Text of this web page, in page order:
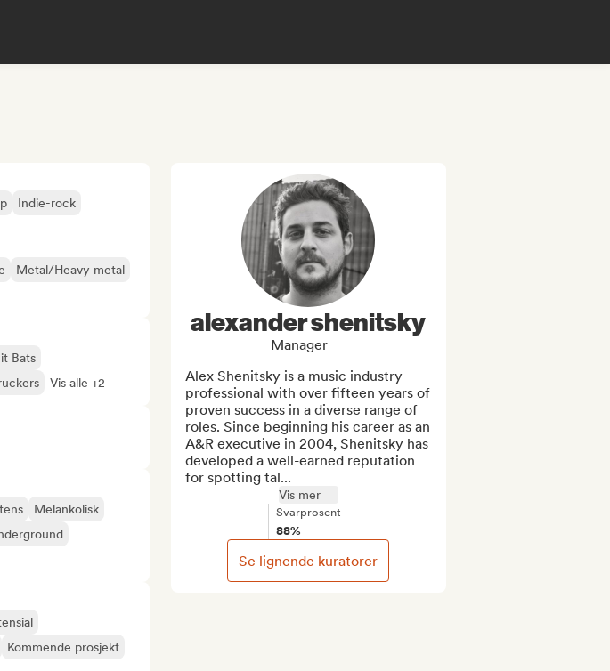
Indie-rock
Metal/Heavy metal
Bats
Vis alle +2
Melankolisk
Kommende prosjekt
alexander shenitsky
Manager
Alex Shenitsky is a music industry
professional with over fifteen years of
proven success in a diverse range of
roles. Since beginning his career as an
A&R executive in 2004, Shenitsky has
developed a well-earned reputation
for spotting tal...
Vis mer
Svarprosent
88%
Se lignende kuratorer